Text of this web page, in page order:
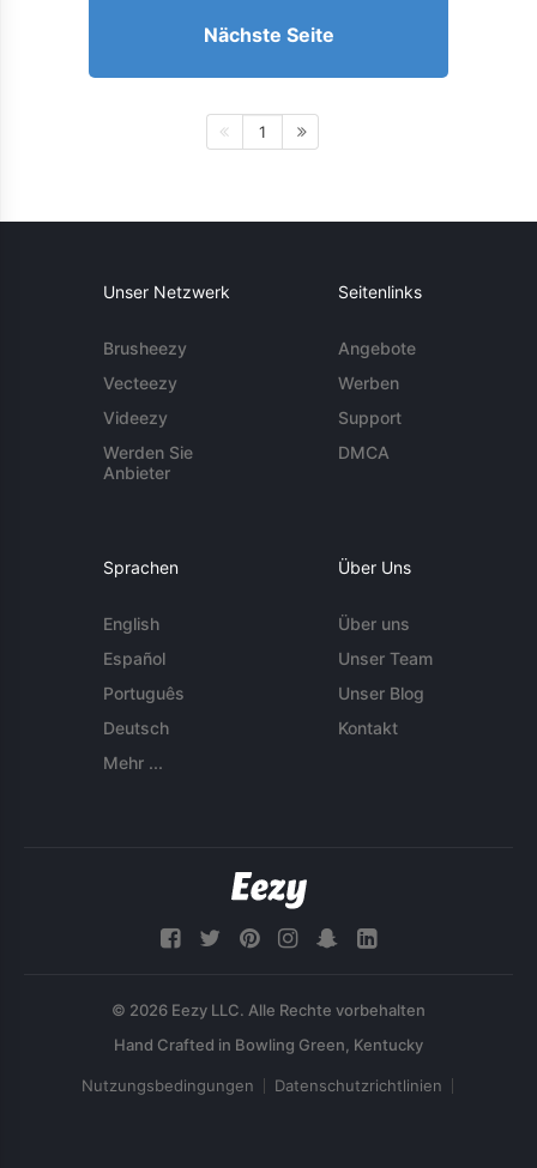
Nächste Seite
1
Unser Netzwerk
Brusheezy
Vecteezy
Videezy
Werden Sie
Anbieter
Seitenlinks
Angebote
Werben
Support
DMCA
Sprachen
English
Español
Português
Deutsch
Mehr ...
Über Uns
Über uns
Unser Team
Unser Blog
Kontakt
© 2026 Eezy LLC. Alle Rechte vorbehalten
Nutzungsbedingungen Datenschutzrichtlinien